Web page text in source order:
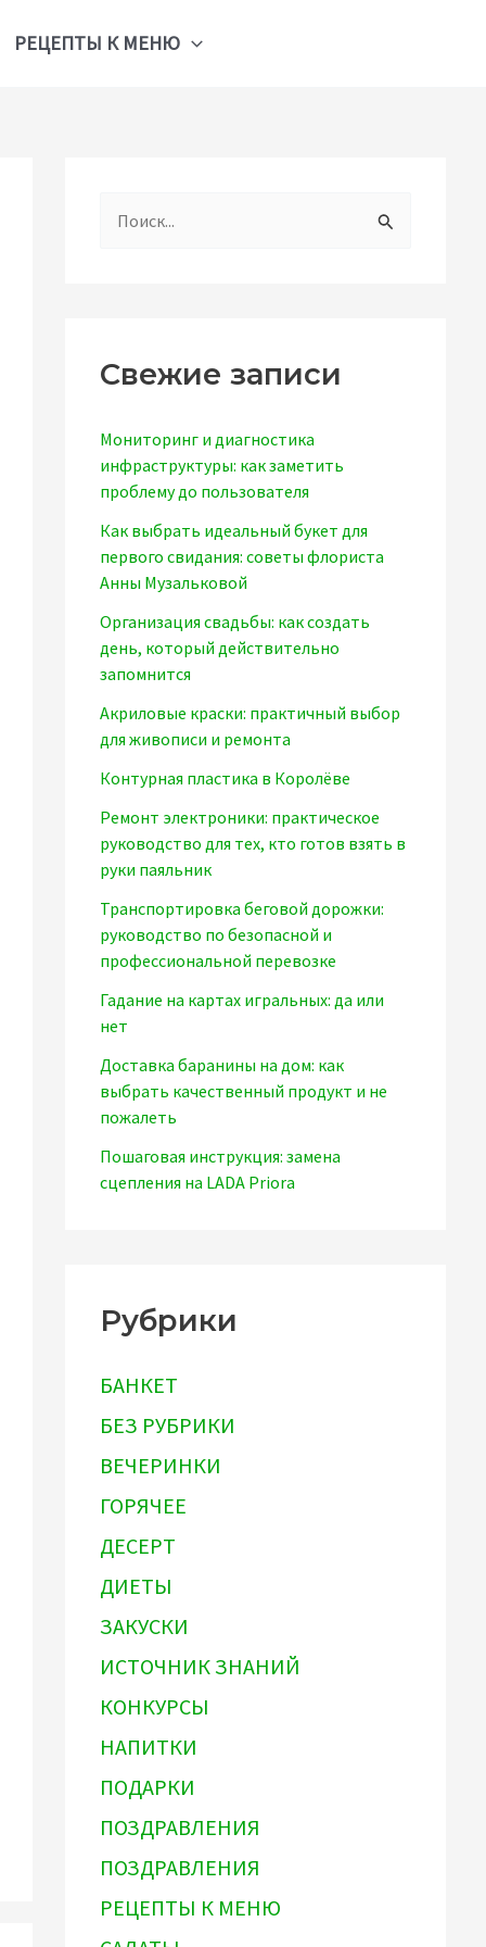
РЕЦЕПТЫ К МЕНЮ
:Свежие записи
Мониторинг и диагностика
инфраструктуры: как заметить
проблему до пользователя
Как выбрать идеальный букет для
первого свидания: советы флориста
Анны Музальковой
Организация свадьбы: как создать
день, который действительно
запомнится
Акриловые краски: практичный выбор
для живописи и ремонта
Контурная пластика в Королёве
Ремонт электроники: практическое
руководство для тех, кто готов взять в
руки паяльник
Транспортировка беговой дорожки:
руководство по безопасной и
профессиональной перевозке
Гадание на картах игральных: да или
нет
Доставка баранины на дом: как
выбрать качественный продукт и не
пожалеть
Пошаговая инструкция: замена
сцепления на LADA Priora
Рубрики
БАНКЕТ
БЕЗ РУБРИКИ
ВЕЧЕРИНКИ
ГОРЯЧЕЕ
ДЕСЕРТ
ДИЕТЫ
ЗАКУСКИ
ИСТОЧНИК ЗНАНИЙ
КОНКУРСЫ
НАПИТКИ
ПОДАРКИ
ПОЗДРАВЛЕНИЯ
ПОЗДРАВЛЕНИЯ
РЕЦЕПТЫ К МЕНЮ